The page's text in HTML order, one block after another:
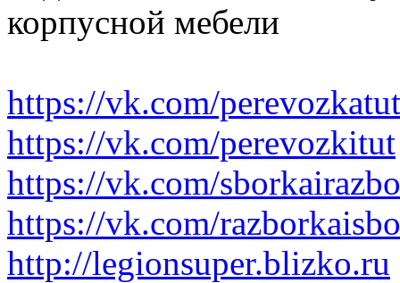
корпусной мебели
https://vk.com/perevozkatut
https://vk.com/perevozkitut
https://vk.com/
https://vk.com/
http://legionsuper.blizko.ru